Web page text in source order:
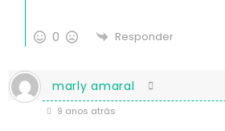
0 Responder
marly amaral
9 anos atrás